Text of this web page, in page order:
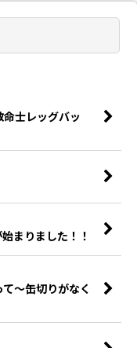
命士レッグバッ
まりました！！
～缶切りがなく